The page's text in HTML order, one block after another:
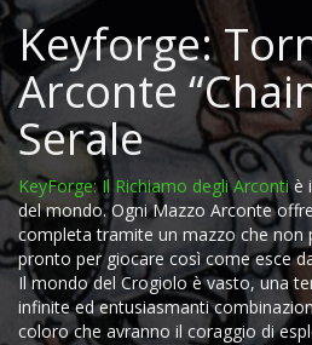
Keyforge:
Arconte
Serale
KeyForge: Il Richiamo degli Arcontiè
del mondo. Ogni Mazzo Arconte
completa tramite un mazzo che non
pronto per giocare così come esce
Il mondo del Crogiolo è vasto, una
infinite ed entusiasmanti
coloro che avranno il coraggio di